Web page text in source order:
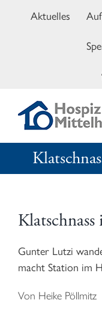
Aktuelles
Gunter Lutzi
macht Station im
Von Heike Pöllmitz